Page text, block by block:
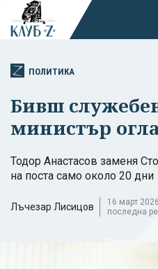
ПОЛИТИКА
Бивш
министър
Тодор Анастасов заменя
на поста само около 20 дни
Лъчезар Лисицов
16 март
последна